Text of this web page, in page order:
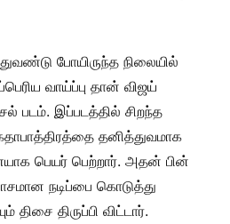
போயிருந்த நிலையில்
வாய்ப்பு தான் விஜய்
படம். இப்படத்தில் சிறந்த
தனித்துவமாக
பெயர் பெற்றார். அதன் பின்
நடிப்பை கொடுத்து
திருப்பி விட்டார்.